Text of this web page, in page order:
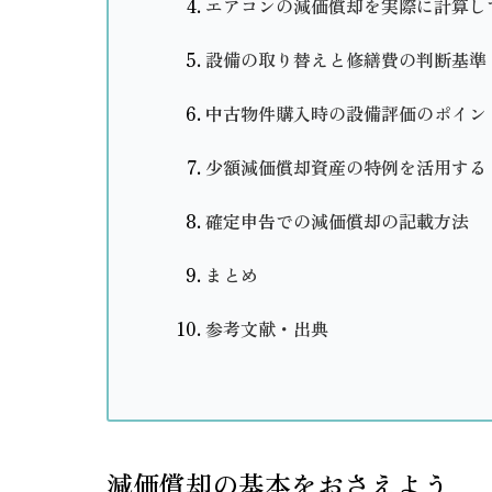
設備の取り替えと修繕費の判断基準
中古物件購入時の設備評価のポイン
少額減価償却資産の特例を活用する
確定申告での減価償却の記載方法
まとめ
参考文献・出典
減価償却の基本をおさえよう